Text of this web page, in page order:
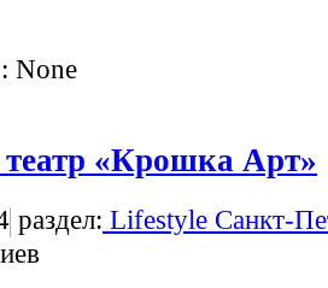
None
«Крошка Арт»
раздел: Lifestyle Санкт-